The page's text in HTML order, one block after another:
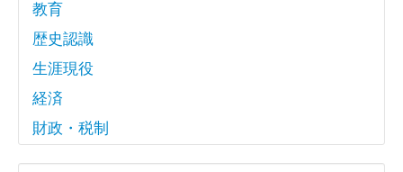
教育
歴史認識
生涯現役
経済
財政・税制